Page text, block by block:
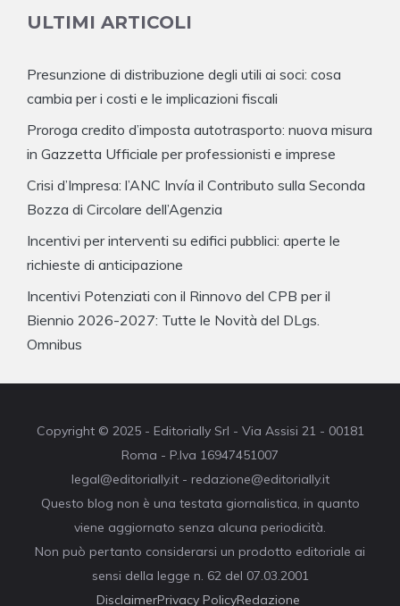
ULTIMI ARTICOLI
Presunzione di distribuzione degli utili ai soci: cosa
cambia per i costi e le implicazioni fiscali
Proroga credito d’imposta autotrasporto: nuova misura
in Gazzetta Ufficiale per professionisti e imprese
Crisi d’Impresa: l’ANC Invía il Contributo sulla Seconda
Bozza di Circolare dell’Agenzia
Incentivi per interventi su edifici pubblici: aperte le
richieste di anticipazione
Incentivi Potenziati con il Rinnovo del CPB per il
Biennio 2026-2027: Tutte le Novità del DLgs.
Omnibus
Copyright © 2025 - Editorially Srl - Via Assisi 21 - 00181
Roma - P.Iva 16947451007
legal@editorially.it - redazione@editorially.it
Questo blog non è una testata giornalistica, in quanto
viene aggiornato senza alcuna periodicità.
Non può pertanto considerarsi un prodotto editoriale ai
sensi della legge n. 62 del 07.03.2001
DisclaimerPrivacy PolicyRedazione